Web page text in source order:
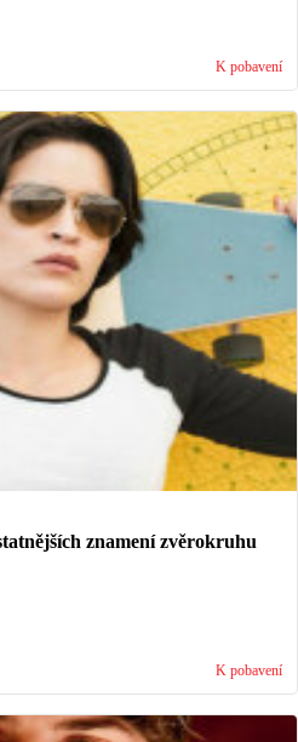
K pobavení
znamení zvěrokruhu
K pobavení